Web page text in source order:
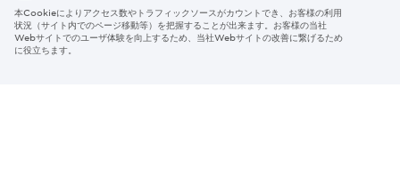
Privacy
Policy
利用規
約
Media
Policy
クッキ
ー情報
本Cookieによりアクセス数やトラフィックソースがカウントでき、お客様の利用
状況（サイト内でのページ移動等）を把握することが出来ます。お客様の当社
Webサイトでのユーザ体験を向上するため、当社Webサイトの改善に繋げるため
に役立ちます。